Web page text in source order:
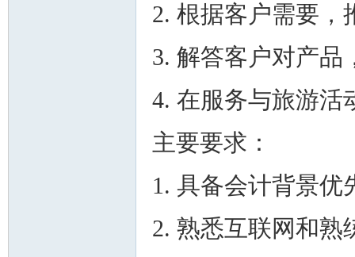
2. 根据客户需要，
3. 解答客户对产品
4. 在服务与旅游活
主要要求：
1. 具备会计背景优
2. 熟悉互联网和熟